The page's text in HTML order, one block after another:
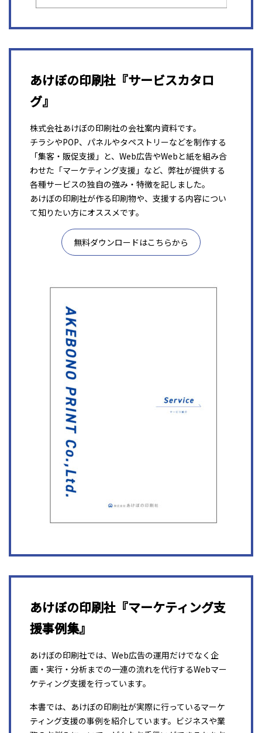
あけぼの印刷社『サービスカタロ
グ』
株式会社あけぼの印刷社の会社案内資料です。
チラシやPOP、パネルやタペストリーなどを制作する
「集客・販促支援」と、Web広告やWebと紙を組み合
わせた「マーケティング支援」など、弊社が提供する
各種サービスの独自の強み・特徴を記しました。
あけぼの印刷社が作る印刷物や、支援する内容につい
て知りたい方にオススメです。
無料ダウンロードはこちらから
あけぼの印刷社『マーケティング支
援事例集』
あけぼの印刷社では、Web広告の運用だけでなく企
画・実行・分析までの一連の流れを代行するWebマー
ケティング支援を行っています。
本書では、あけぼの印刷社が実際に行っているマーケ
ティング支援の事例を紹介しています。ビジネスや業